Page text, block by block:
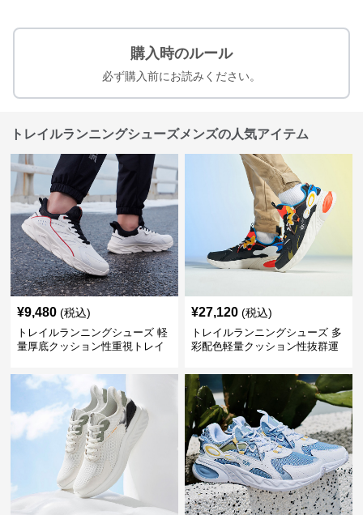
購入時のルール
必ず購入前にお読みください。
トレイルランニングシューズメンズの人気アイテム
¥9,480 (税込)
トレイルランニングシューズ 軽
量厚底クッション性重視トレイ
¥27,120 (税込)
トレイルランニングシューズ 多
彩配色軽量クッション性抜群運